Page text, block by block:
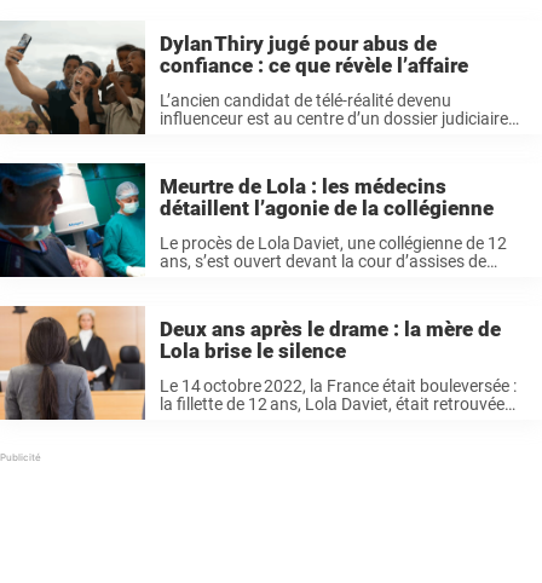
Dylan Thiry jugé pour abus de
confiance : ce que révèle l’affaire
L’ancien candidat de télé-réalité devenu
influenceur est au centre d’un dossier judiciaire
d’avoir ...
Meurtre de Lola : les médecins
détaillent l’agonie de la collégienne
Le procès de Lola Daviet, une collégienne de 12
ans, s’est ouvert devant la cour d’assises de
...
Deux ans après le drame : la mère de
Lola brise le silence
Le 14 octobre 2022, la France était bouleversée :
la fillette de 12 ans, Lola Daviet, était retrouvée